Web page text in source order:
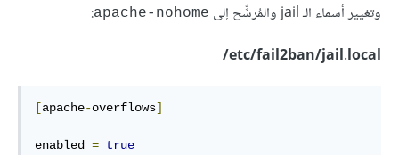
وتغيير أسماء الـ jail والمُرشِّح إلى
apache-nohome
:
etc/fail2ban/jail.local/
[apache-overflows]
enabled = true